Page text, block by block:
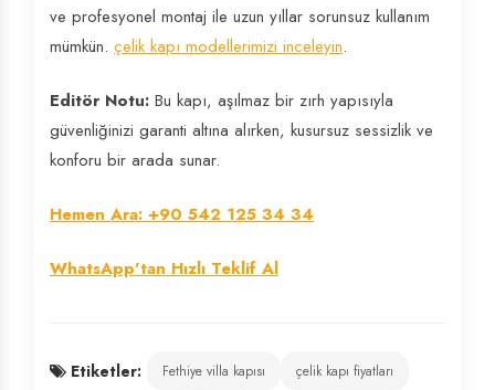
ve profesyonel montaj ile uzun yıllar sorunsuz kullanım
mümkün. çelik kapı modellerimizi inceleyin.
Editör Notu: Bu kapı, aşılmaz bir zırh yapısıyla
güvenliğinizi garanti altına alırken, kusursuz sessizlik ve
konforu bir arada sunar.
Hemen Ara: +90 542 125 34 34
WhatsApp'tan Hızlı Teklif Al
Etiketler: Fethiye villa kapısı
çelik kapı fiyatları